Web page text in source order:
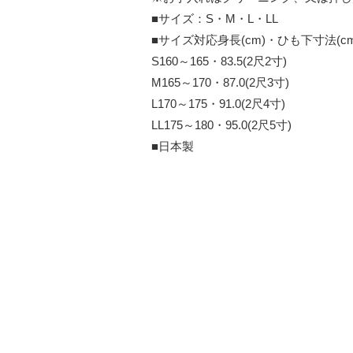
■サイズ：S・M・L・LL
■サイズ対応身長(cm)・ひも下寸法
S160～165・83.5(2尺2寸)
M165～170・87.0(2尺3寸)
L170～175・91.0(2尺4寸)
LL175～180・95.0(2尺5寸)
■日本製